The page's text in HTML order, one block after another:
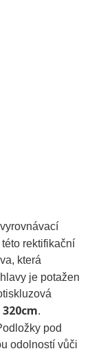
rektifikační
která
je potažen
320cm.
pod
odolností vůči